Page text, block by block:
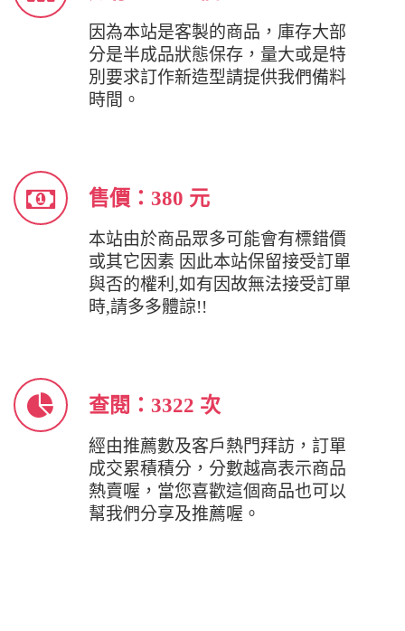
因為本站是客製的商品，庫存大部
分是半成品狀態保存，量大或是特
別要求訂作新造型請提供我們備料
時間。
售價：380 元
本站由於商品眾多可能會有標錯價
或其它因素 因此本站保留接受訂單
與否的權利,如有因故無法接受訂單
時,請多多體諒!!
查閱：3322 次
經由推薦數及客戶熱門拜訪，訂單
成交累積積分，分數越高表示商品
熱賣喔，當您喜歡這個商品也可以
幫我們分享及推薦喔。